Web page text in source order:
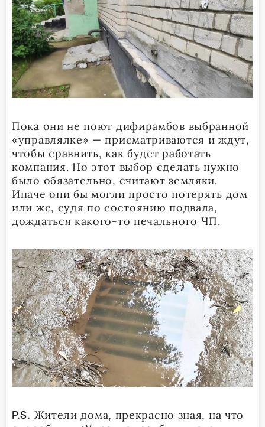
Пока они не поют дифирамбов выбранной
«управлялке» — присматриваются и ждут,
чтобы сравнить, как будет работать
компания. Но этот выбор сделать нужно
было обязательно, считают земляки.
Иначе они бы могли просто потерять дом
или же, судя по состоянию подвала,
дождаться какого-то печального ЧП.
P.S. Жители дома, прекрасно зная, на что